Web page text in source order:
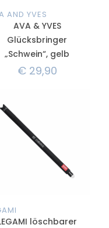
AND YVES
AVA & YVES
Glücksbringer
„Schwein“, gelb
€29,90
löschbarer